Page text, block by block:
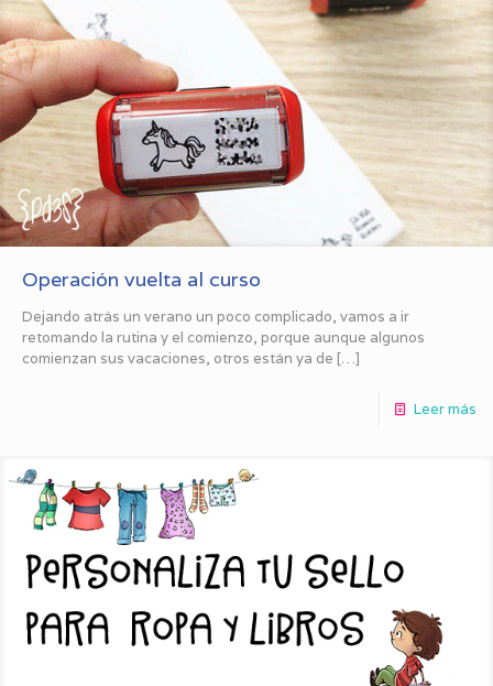
Operación vuelta al curso
Dejando atrás un verano un poco complicado, vamos a ir
retomando la rutina y el comienzo, porque aunque algunos
comienzan sus vacaciones, otros están ya de […]
Leer más